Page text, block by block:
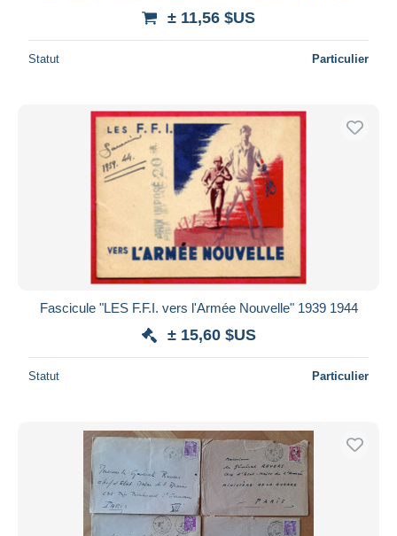
Résidence du vendeur
Appliquer
± 11,56 $US
Statut Particulier
Fascicule "LES F.F.I. vers l'Armée Nouvelle" 1939 1944
± 15,60 $US
Statut Particulier